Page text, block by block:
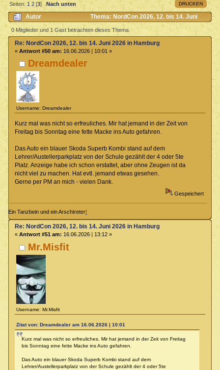
DRUCKEN
Seiten:1 2[3] Nach unten
Autor
Thema: NordCon 2026, 12. bis 14. Juni
2026 in Hamburg (Gelesen 3546 mal)
0 Mitglieder und 1 Gast betrachten dieses Thema.
Dreamdealer
Username: Dreamdealer
Re: NordCon 2026, 12. bis 14. Juni 2026 in Hamburg
« Antwort #50 am: 16.06.2026 | 10:01 »
Kurz mal was nicht so erfreuliches. Mir hat jemand in der Zeit von
Freitag bis Sonntag eine fette Macke ins Auto gefahren.
Das Auto ein blauer Skoda Superb Kombi stand auf dem
Lehrer/Austellerparkplatz von der Schule gezählt der 4 oder 5te
Platz. Anzeige habe ich schon erstattet, aber ohne Zeugen ist da
nicht viel zu machen. Hat evtl. jemand etwas gesehen.
Gerne per PM an mich - vielen Dank.
Gespeichert
Ein Tanzbein und ein Arschtreter!
Mr.Misfit
Username: Mr.Misfit
Re: NordCon 2026, 12. bis 14. Juni 2026 in Hamburg
« Antwort #51 am: 16.06.2026 | 13:12 »
Zitat von: Dreamdealer am 16.06.2026 | 10:01
Kurz mal was nicht so erfreuliches. Mir hat jemand in der Zeit von Freitag
bis Sonntag eine fette Macke ins Auto gefahren.
Das Auto ein blauer Skoda Superb Kombi stand auf dem
Lehrer/Austellerparkplatz von der Schule gezählt der 4 oder 5te